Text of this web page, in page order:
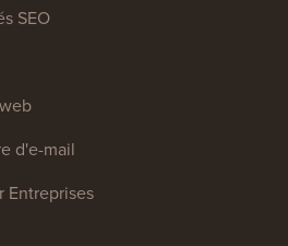
SEO
d'e-mail
Entreprises